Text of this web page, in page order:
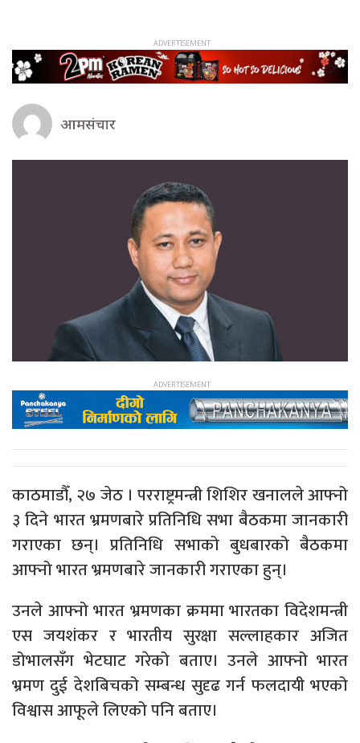
आमसंचार
काठमाडौँ, २७ जेठ । परराष्ट्रमन्त्री शिशिर खनालले आफ्नो
३ दिने भारत भ्रमणबारे प्रतिनिधि सभा बैठकमा जानकारी
गराएका छन्। प्रतिनिधि सभाको बुधबारको बैठकमा
आफ्नो भारत भ्रमणबारे जानकारी गराएका हुन्।
उनले आफ्नो भारत भ्रमणका क्रममा भारतका विदेशमन्त्री
एस जयशंकर र भारतीय सुरक्षा सल्लाहकार अजित
डोभालसँग भेटघाट गरेको बताए। उनले आफ्नो भारत
भ्रमण दुई देशबिचको सम्बन्ध सुदृढ गर्न फलदायी भएको
विश्वास आफूले लिएको पनि बताए।